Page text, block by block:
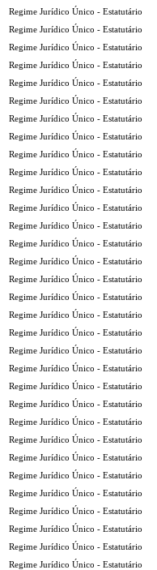
Regime Jurídico Único - Estatutário
Regime Jurídico Único - Estatutário
Regime Jurídico Único - Estatutário
Regime Jurídico Único - Estatutário
Regime Jurídico Único - Estatutário
Regime Jurídico Único - Estatutário
Regime Jurídico Único - Estatutário
Regime Jurídico Único - Estatutário
Regime Jurídico Único - Estatutário
Regime Jurídico Único - Estatutário
Regime Jurídico Único - Estatutário
Regime Jurídico Único - Estatutário
Regime Jurídico Único - Estatutário
Regime Jurídico Único - Estatutário
Regime Jurídico Único - Estatutário
Regime Jurídico Único - Estatutário
Regime Jurídico Único - Estatutário
Regime Jurídico Único - Estatutário
Regime Jurídico Único - Estatutário
Regime Jurídico Único - Estatutário
Regime Jurídico Único - Estatutário
Regime Jurídico Único - Estatutário
Regime Jurídico Único - Estatutário
Regime Jurídico Único - Estatutário
Regime Jurídico Único - Estatutário
Regime Jurídico Único - Estatutário
Regime Jurídico Único - Estatutário
Regime Jurídico Único - Estatutário
Regime Jurídico Único - Estatutário
Regime Jurídico Único - Estatutário
Regime Jurídico Único - Estatutário
Regime Jurídico Único - Estatutário